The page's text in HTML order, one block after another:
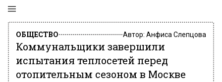
ОБЩЕСТВО Автор: Анфиса Слепцова
Коммунальщики завершили
испытания теплосетей перед
отопительным сезоном в Москве